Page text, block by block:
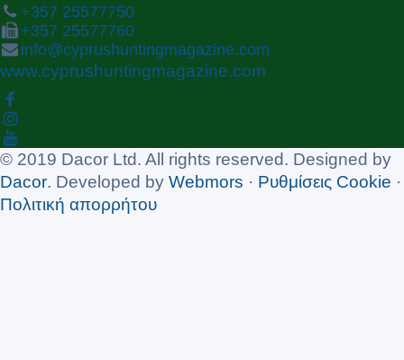
+357 25577750
+357 25577760
info@cyprushuntingmagazine.com
www.cyprushuntingmagazine.com
© 2019 Dacor Ltd. All rights reserved. Designed by
Dacor. Developed by Webmors · Ρυθμίσεις Cookie ·
Πολιτική απορρήτου